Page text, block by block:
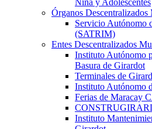
Niña y Adolescentes
Órganos Descentralizados
Servicio Autónomo
(SATRIM)
Entes Descentralizados
Instituto Autónomo
Basura de Girardot
Terminales de
Instituto Autónomo
Ferias de Maracay
Instituto